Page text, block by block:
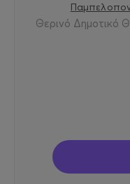
Θερινό Δημοτικό